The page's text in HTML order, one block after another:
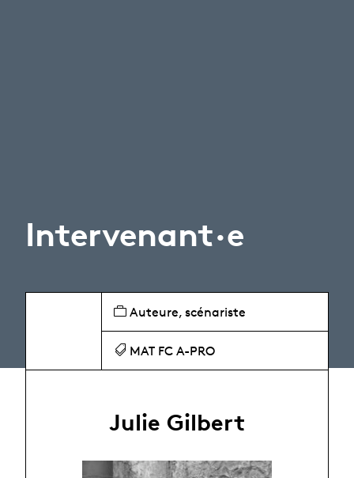
Intervenant·e
Auteure, scénariste
MAT FC A-PRO
Julie Gilbert